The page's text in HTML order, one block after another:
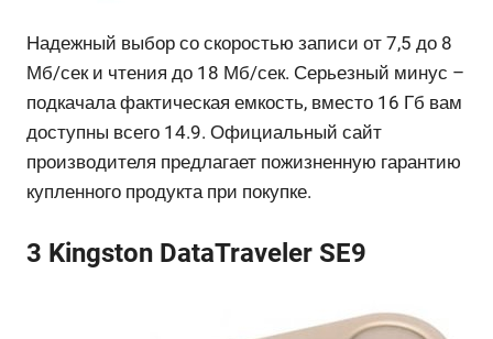
Надежный выбор со скоростью записи от 7,5 до 8
Мб/сек и чтения до 18 Мб/сек. Серьезный минус –
подкачала фактическая емкость, вместо 16 Гб вам
доступны всего 14.9. Официальный сайт
производителя предлагает пожизненную гарантию
купленного продукта при покупке.
3 Kingston DataTraveler SE9